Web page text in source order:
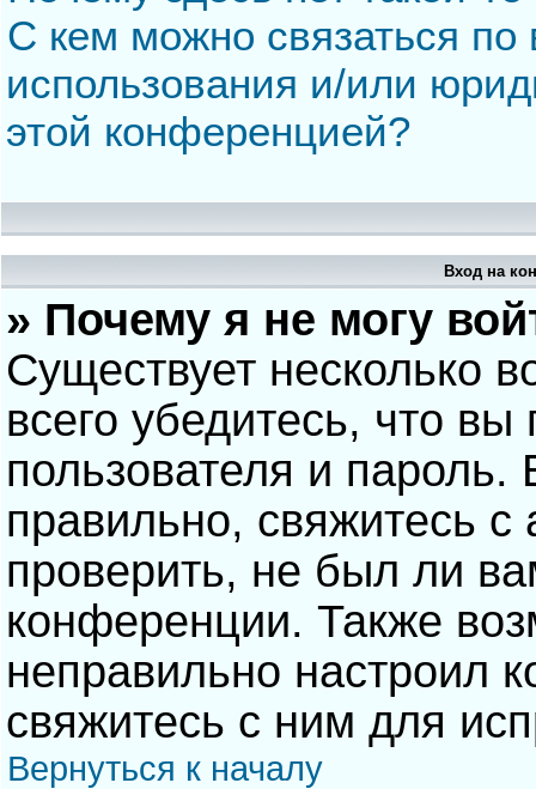
С кем можно связаться по
использования и/или
этой конференцией?
Вход на
» Почему я не могу
Существует несколько
всего убедитесь, что
пользователя и
правильно, свяжитесь
проверить, не был ли
конференции. Также
неправильно настроил
свяжитесь с ним для
Вернуться к началу